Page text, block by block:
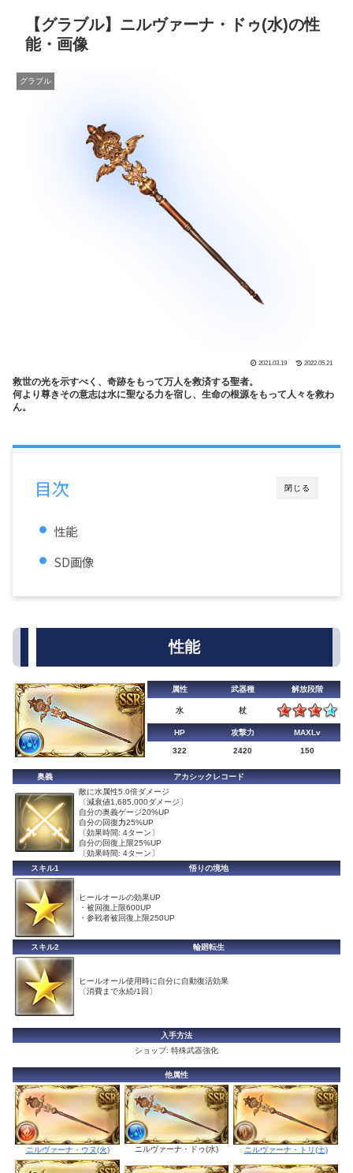
【グラブル】ニルヴァーナ・ドゥ(水)の性
能・画像
グラブル
2021.03.19 2022.05.21
救世の光を示すべく、奇跡をもって万人を救済する聖者。
何より尊きその意志は水に聖なる力を宿し、生命の根源をもって人々を救わ
ん。
閉じる
目次
性能
SD画像
性能
属性 武器種 解放段階
水 杖
HP 攻撃力 MAXLv
322 2420 150
奥義
アカシックレコード
敵に水属性5.0倍ダメージ
〔減衰値1,685,000ダメージ〕
自分の奥義ゲージ20%UP
自分の回復力25%UP
〔効果時間: 4ターン〕
自分の回復上限25%UP
〔効果時間: 4ターン〕
スキル1
悟りの境地
ヒールオールの効果UP
・被回復上限600UP
・参戦者被回復上限250UP
スキル2 輪廻転生
ヒールオール使用時に自分に自動復活効果
〔消費まで永続/1回〕
入手方法
ショップ: 特殊武器強化
他属性
ニルヴァーナ・ウヌ(火) ニルヴァーナ・ドゥ(水) ニルヴァーナ・トリ(土)